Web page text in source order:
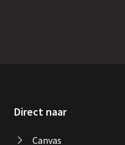
Direct naar
Canvas